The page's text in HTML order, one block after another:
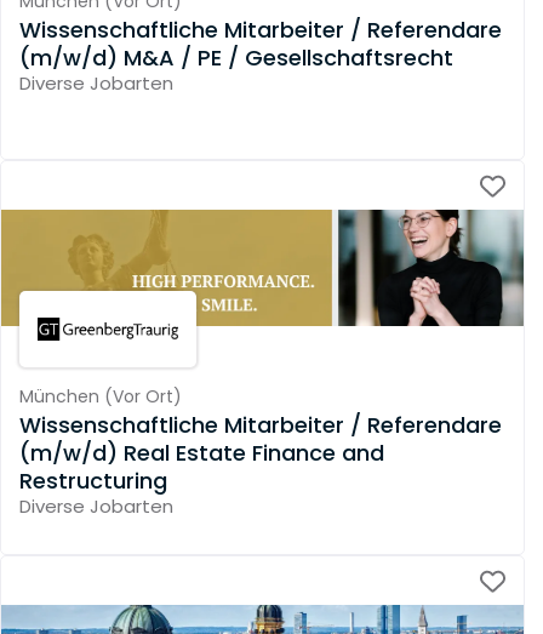
Wissenschaftliche Mitarbeiter / Referendare
(m/w/d) M&A / PE / Gesellschaftsrecht
Diverse Jobarten
München (Vor Ort)
Wissenschaftliche Mitarbeiter / Referendare
(m/w/d) Real Estate Finance and
Restructuring
Diverse Jobarten